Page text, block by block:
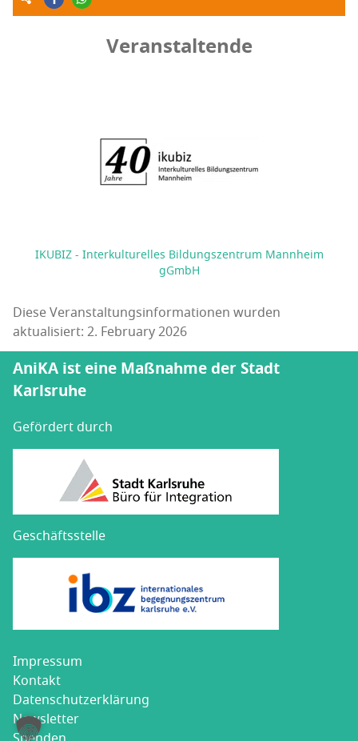
Veranstaltende
IKUBIZ - Interkulturelles Bildungszentrum Mannheim
gGmbH
Diese Veranstaltungsinformationen wurden
aktualisiert: 2. February 2026
AniKA ist eine Maßnahme der Stadt
Karlsruhe
Gefördert durch
Geschäftsstelle
Impres­sum
Kon­takt
Datenschutz­erklärung
News­let­ter